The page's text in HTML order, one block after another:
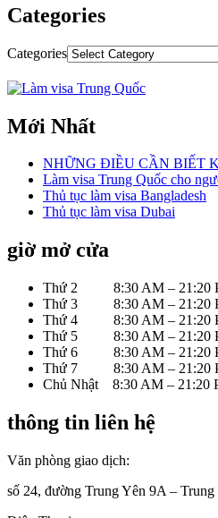
Categories
Categories
Mới Nhất
NHỮNG ĐIỀU CẦN BIẾT
Làm visa Trung Quốc cho
Thủ tục làm visa Bangladesh
Thủ tục làm visa Dubai
giờ mở cửa
Thứ 2 8:30 AM – 21:20
Thứ 3 8:30 AM – 21:20
Thứ 4 8:30 AM – 21:20
Thứ 5 8:30 AM – 21:20
Thứ 6 8:30 AM – 21:20
Thứ 7 8:30 AM – 21:20
Chủ Nhật 8:30 AM – 21:20
thông tin liên hệ
Văn phòng giao dịch:
số 24, đường Trung Yên 9A –